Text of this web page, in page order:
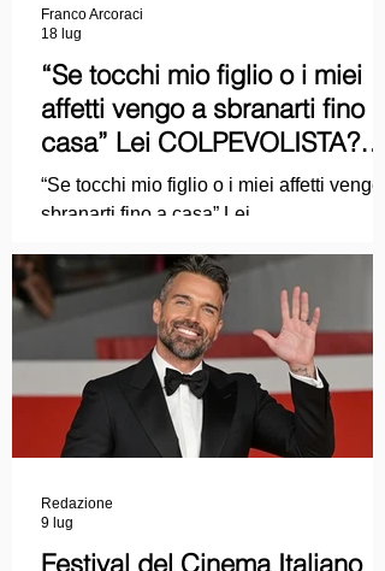
“Se tocchi mio figlio o i miei
affetti vengo a sbranarti fino a
casa” Lei COLPEVOLISTA?
Ma mi faccia il piacere...
“Se tocchi mio figlio o i miei affetti vengo
sbranarti fino a casa” Lei
Franco Arcoraci
18 lug
Festival del Cinema Italiano
Redazione
9 lug